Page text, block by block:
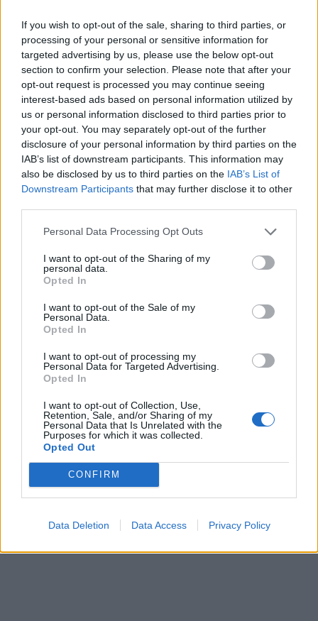
If you wish to opt-out of the sale, sharing to third parties, or
processing of your personal or sensitive information for
targeted advertising by us, please use the below opt-out
section to confirm your selection. Please note that after your
opt-out request is processed you may continue seeing
interest-based ads based on personal information utilized by
us or personal information disclosed to third parties prior to
your opt-out. You may separately opt-out of the further
disclosure of your personal information by third parties on the
IAB’s list of downstream participants. This information may
also be disclosed by us to third parties on the IAB’s List of
Downstream Participants that may further disclose it to other
Personal Data Processing Opt Outs
I want to opt-out of the Sharing of my
personal data.
Opted In
I want to opt-out of the Sale of my
Personal Data.
Opted In
I want to opt-out of processing my
Personal Data for Targeted Advertising.
Opted In
I want to opt-out of Collection, Use,
Retention, Sale, and/or Sharing of my
Personal Data that Is Unrelated with the
Purposes for which it was collected.
Opted Out
CONFIRM
Data Deletion Data Access Privacy Policy